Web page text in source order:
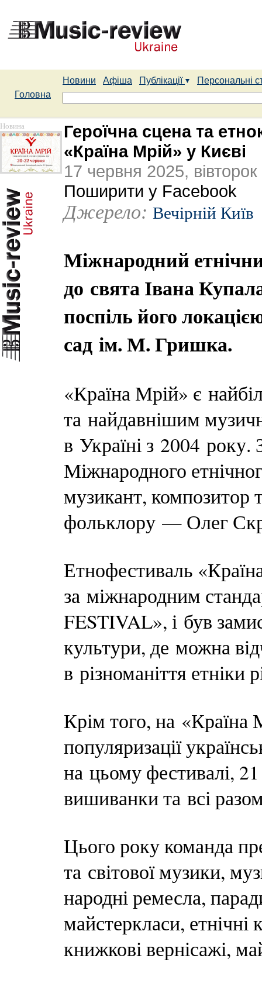
Новини Афіша Публікації
Персональні
Головна
Новина
Героїчна сцена та
«Країна Мрій» у Києві
17 червня 2025, вівторок
Поширити у Facebook
Джерело: Вечірній Київ
Міжнародний
до свята Івана
поспіль його
сад ім. М. Гришка.
«Країна Мрій» є
та найдавнішим
в Україні з 2004 року.
Міжнародного
музикант, композитор
фольклору — Олег
Етнофестиваль
за міжнародним
FESTIVAL», і був
культури, де можна
в різноманіття етніки
Крім того, на «Країна
популяризації
на цьому фестивалі,
вишиванки та всі
Цього року команда
та світової музики,
народні ремесла,
майстеркласи, етнічні
книжкові вернісажі,